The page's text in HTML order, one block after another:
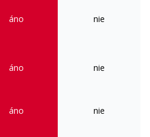
áno nie
áno nie
áno nie